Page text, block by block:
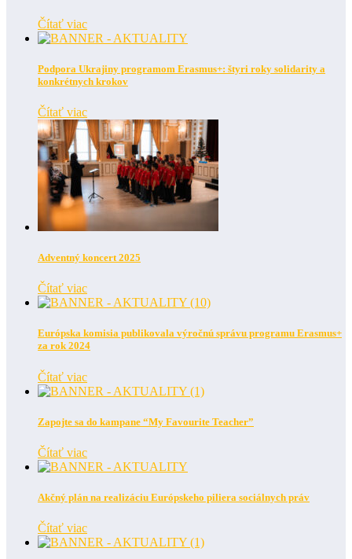
Čítať viac
Podpora Ukrajiny programom Erasmus+: štyri roky solidarity a
konkrétnych krokov
Čítať viac
Adventný koncert 2025
Čítať viac
Európska komisia publikovala výročnú správu programu Erasmus+
za rok 2024
Čítať viac
Zapojte sa do kampane “My Favourite Teacher”
Čítať viac
Akčný plán na realizáciu Európskeho piliera sociálnych práv
Čítať viac